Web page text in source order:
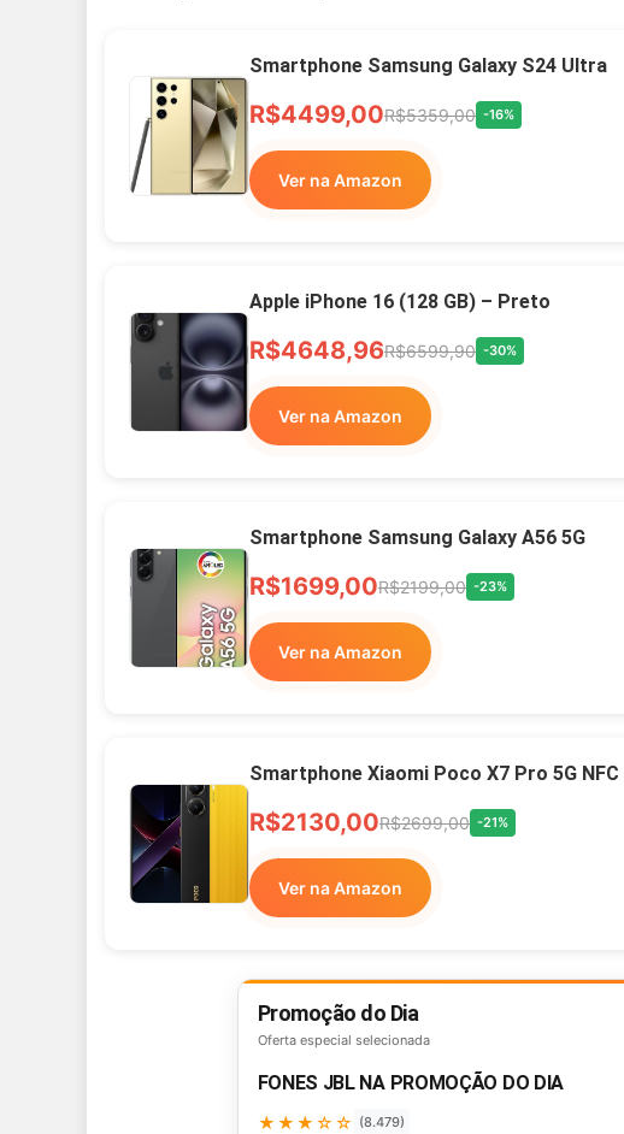
Smartphone Samsung Galaxy S24 Ultra
R$4499,00R$5359,00 -16%
Ver na Amazon
Apple iPhone 16 (128 GB) – Preto
R$4648,96R$6599,90 -30%
Ver na Amazon
Smartphone Samsung Galaxy A56 5G
R$1699,00R$2199,00 -23%
Ver na Amazon
Smartphone Xiaomi Poco X7 Pro 5G NFC
R$2130,00R$2699,00 -21%
Ver na Amazon
Promoção do Dia
Oferta especial selecionada
FONES JBL NA PROMOÇÃO DO DIA
★★★☆☆ (8.479)